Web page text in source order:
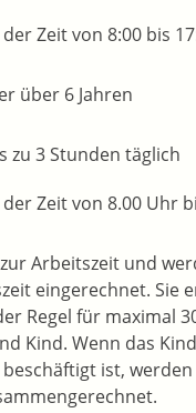
Zeit von 8:00 bis
über 6 Jahren
zu 3 Stunden täglich
Zeit von 8.00 Uhr
Arbeitszeit und
eingerechnet. Sie
Regel für maximal
Kind. Wenn das
ist, werden